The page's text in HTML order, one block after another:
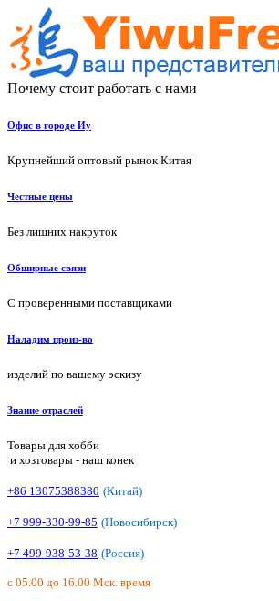
Почему стоит работать с нами
Офис в городе Иу
Крупнейший оптовый рынок Китая
Честные цены
Без лишних накруток
Обширные связи
С проверенными поставщиками
Наладим произ-во
изделий по вашему эскизу
Знание отраслей
Товары для хобби
и хозтовары - наш конек
+86 13075388380 (Китай)
+7 999-330-99-85 (Новосибирск)
+7 499-938-53-38 (Россия)
с 05.00 до 16.00 Мск. время